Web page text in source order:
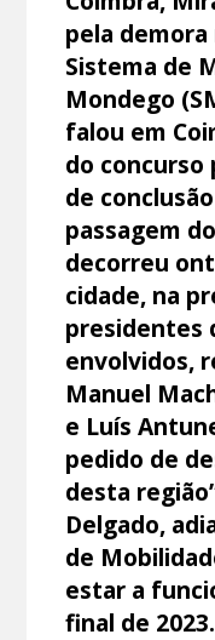
pela
Sistema de
Mondego
falou em
do concurso
de
passagem
decorreu
cidade, na
presidentes
envolvidos,
Manuel
e Luís
pedido de
desta
Delgado,
de
estar a
final de 2023.